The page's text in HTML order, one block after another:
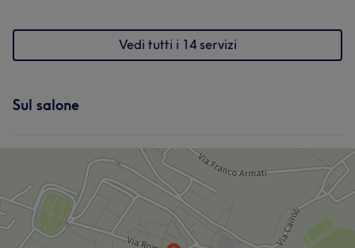
Vedi tutti i 14 servizi
Sul salone